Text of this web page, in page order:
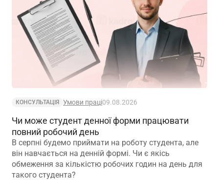
КОНСУЛЬТАЦІЯ Умови праці09.08.2026
Чи може студент денної форми працювати
повний робочий день
В серпні будемо приймати на роботу студента, але
він навчається на денній формі. Чи є якісь
обмеження за кількістю робочих годин на день для
такого студента?